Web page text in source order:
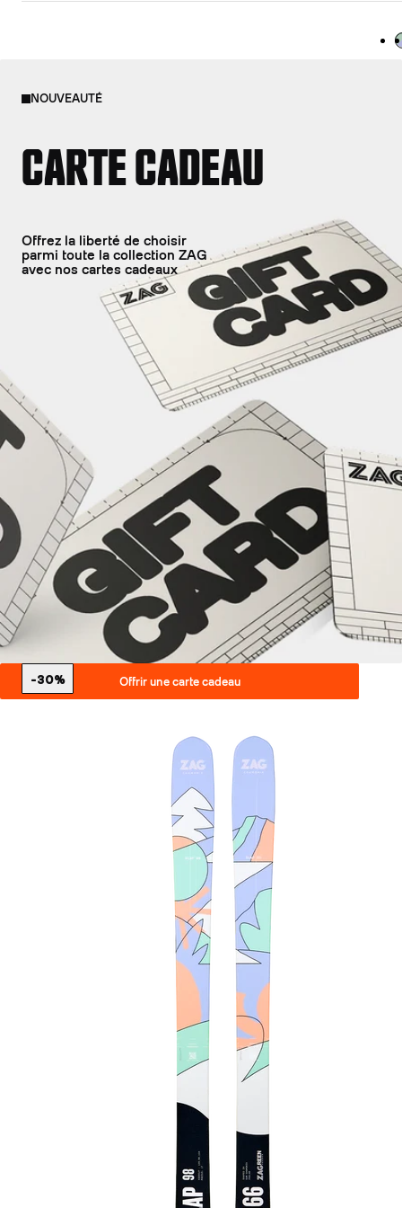
NOUVEAUTÉ
CARTE CADEAU
Offrez la liberté de choisir
parmi toute la collection ZAG
avec nos cartes cadeaux
Offrir une carte cadeau
-30%